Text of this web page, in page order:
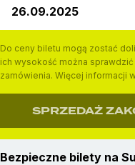
26.09.2025
Do ceny biletu mogą zostać
ich wysokość można
zamówienia. Więcej informacji
SPRZEDAŻ
Bezpieczne bilety na